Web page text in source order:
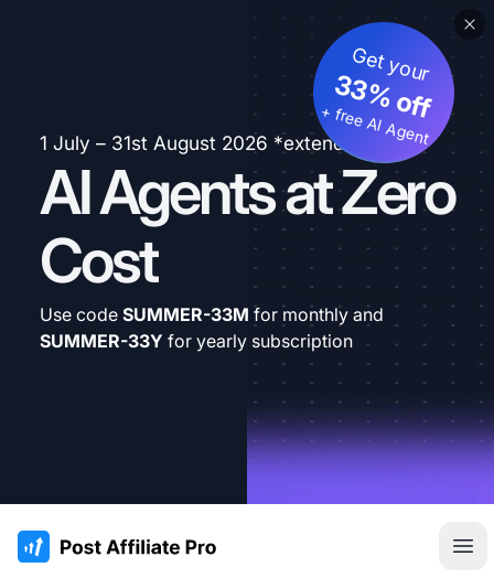
1 July – 31st August 2026 *extended
AI Agents at Zero
Cost
Get your
33% off
+ free AI Agent
Use code SUMMER-33M for monthly and
SUMMER-33Y for yearly subscription
:site.title